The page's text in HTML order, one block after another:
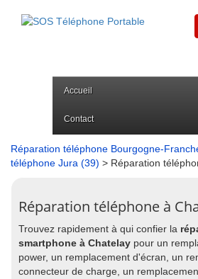
Accueil
Contact
Réparation téléphone Bourgogne-
téléphone Jura (39) > Réparation
Réparation téléphone à
Trouvez rapidement à qui confier la
smartphone à Chatelay pour un
power, un remplacement d'écran, un
connecteur de charge, un